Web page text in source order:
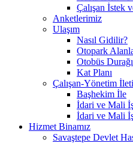
Çalışan İstek
Anketlerimiz
Ulaşım
Nasıl Gidilir?
Otopark
Otobüs
Kat Planı
Çalışan-Yönetim
Başhekim İle
İdari ve Mali
İdari ve Mali
Hizmet Binamız
Savaştepe Devlet